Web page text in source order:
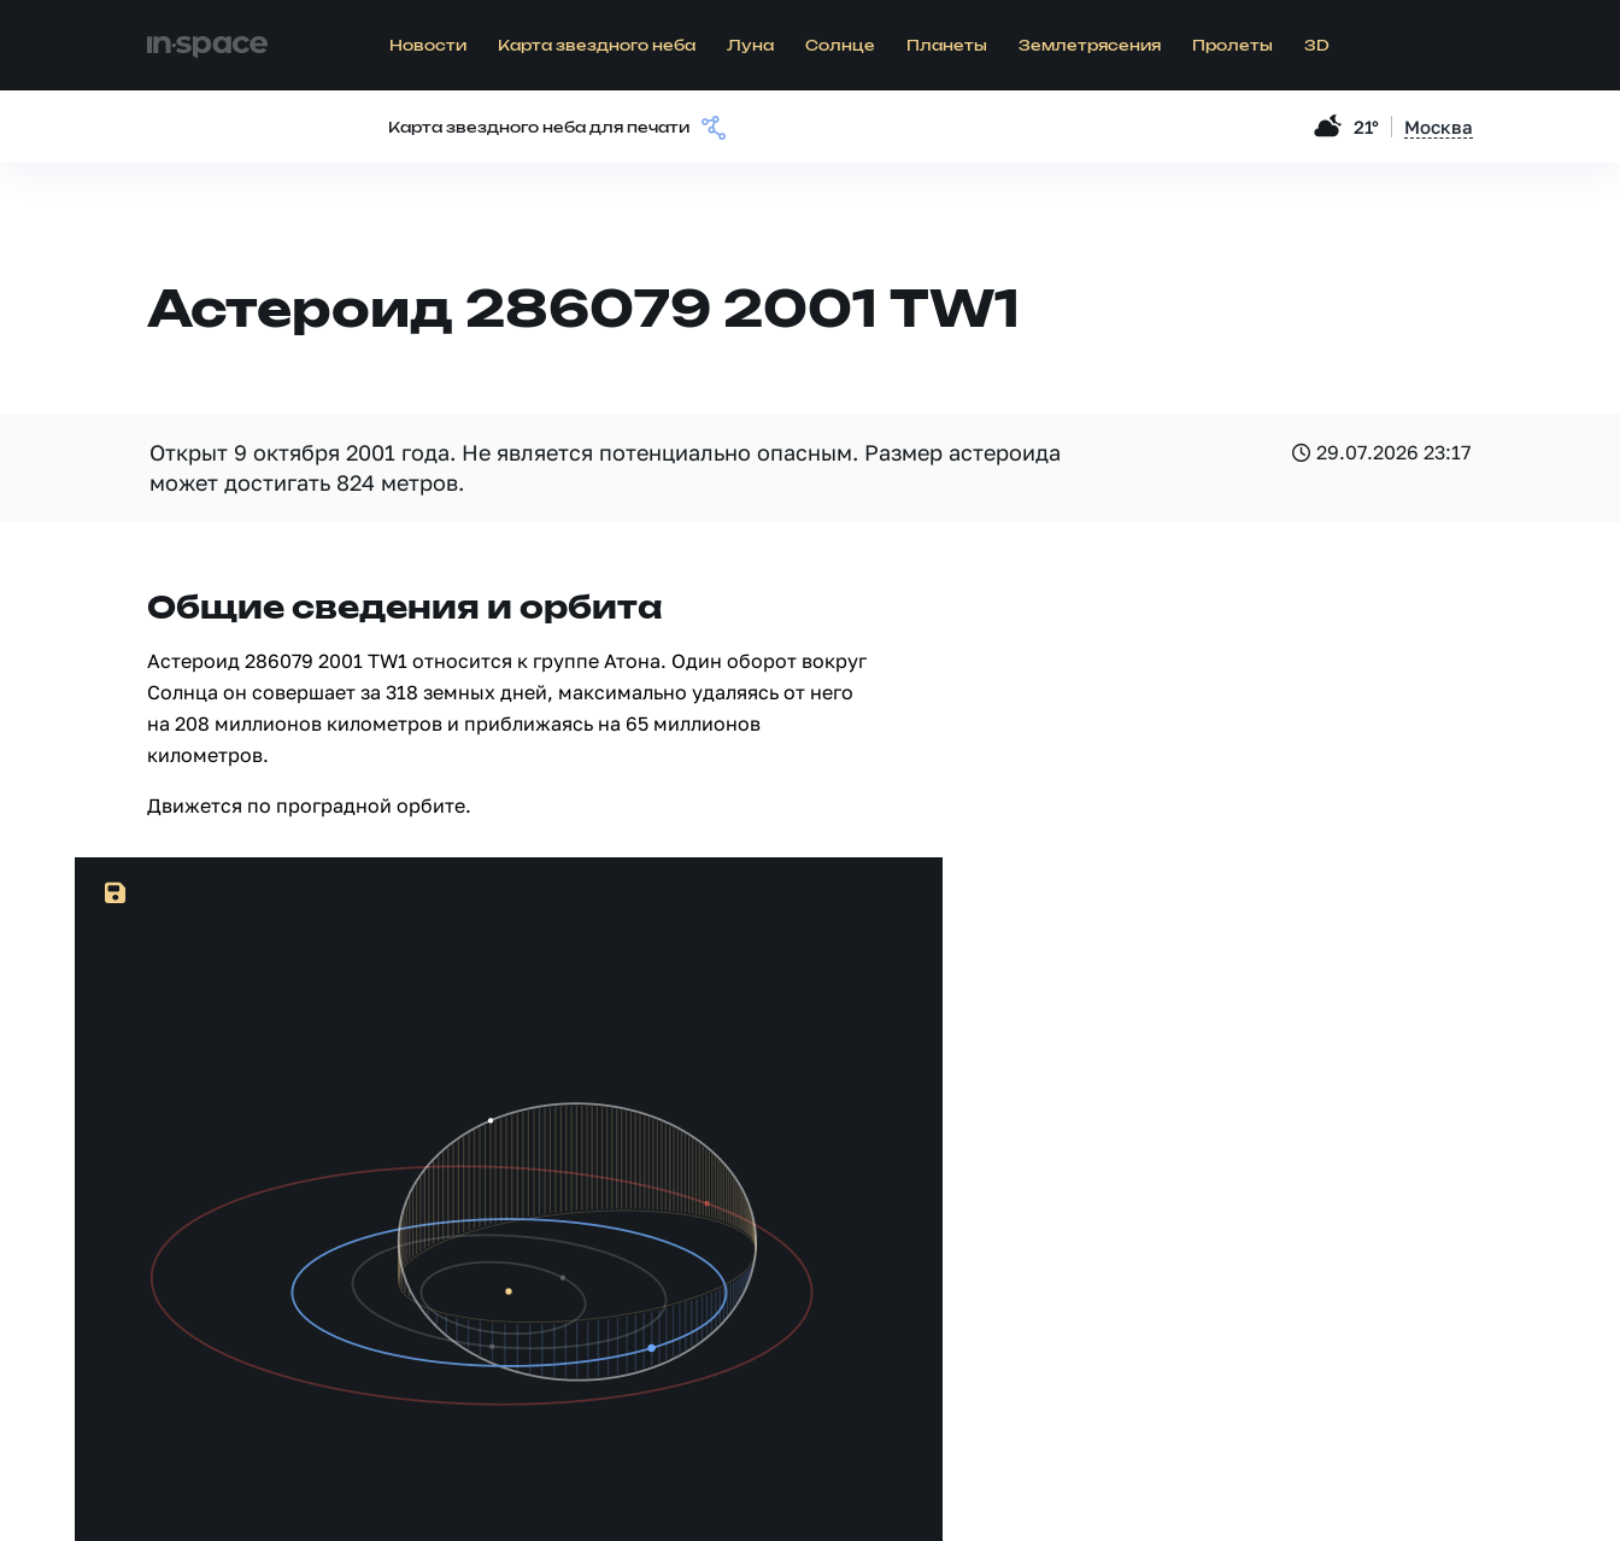
Новости Карта звездного неба Луна Солнце Планеты Землетрясения Пролеты 3D
Карта звездного неба для печати 21° Москва
Астероид 286079 2001 TW1
Открыт 9 октября 2001 года. Не является потенциально опасным. Размер астероида
может достигать 824 метров.
29.07.2026 23:17
Общие сведения и орбита
Астероид 286079 2001 TW1 относится к группе Атона. Один оборот вокруг
Солнца он совершает за 318 земных дней, максимально удаляясь от него
на 208 миллионов километров и приближаясь на 65 миллионов
километров.
Движется по проградной орбите.